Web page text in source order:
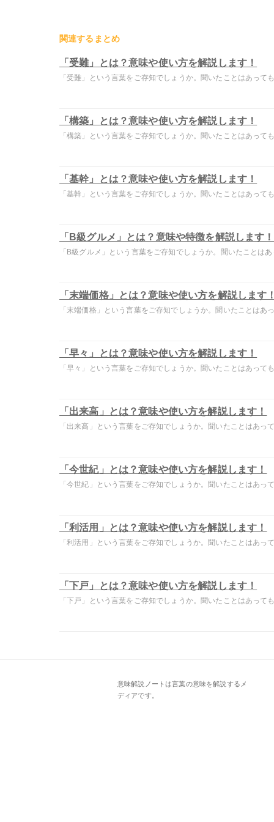
関連するまとめ
「受難」とは？意味や使い方を解説します！
「受難」という言葉をご存知でしょうか。聞いたことはあって
「構築」とは？意味や使い方を解説します！
「構築」という言葉をご存知でしょうか。聞いたことはあって
「基幹」とは？意味や使い方を解説します！
「基幹」という言葉をご存知でしょうか。聞いたことはあって
「B級グルメ」とは？意味や特徴を解説します！
「B級グルメ」という言葉をご存知でしょうか。聞いたことはあ
「末端価格」とは？意味や使い方を解説します！
「末端価格」という言葉をご存知でしょうか。聞いたことはあ
「早々」とは？意味や使い方を解説します！
「早々」という言葉をご存知でしょうか。聞いたことはあって
「出来高」とは？意味や使い方を解説します！
「出来高」という言葉をご存知でしょうか。聞いたことはあっ
「今世紀」とは？意味や使い方を解説します！
「今世紀」という言葉をご存知でしょうか。聞いたことはあっ
「利活用」とは？意味や使い方を解説します！
「利活用」という言葉をご存知でしょうか。聞いたことはあっ
「下戸」とは？意味や使い方を解説します！
「下戸」という言葉をご存知でしょうか。聞いたことはあって
意味解説ノートは言葉の意味を解説するメ
ディアです。